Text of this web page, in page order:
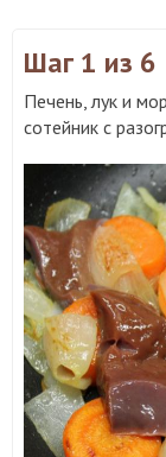
Шаг 1 из 6
Печень, лук и
сотейник с